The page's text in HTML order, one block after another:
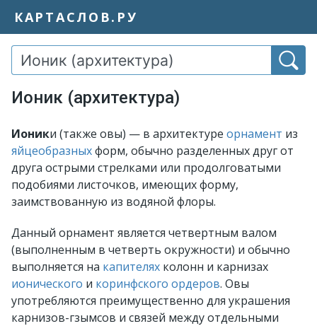
КАРТАСЛОВ.РУ
Ионик (архитектура)
Ионики (также овы) — в архитектуре орнамент из
яйцеобразныхформ, обычно разделенных друг от
друга острыми стрелками или продолговатыми
подобиями листочков, имеющих форму,
заимствованную из водяной флоры.
Данный орнамент является четвертным валом
(выполненным в четверть окружности) и обычно
выполняется на капителях колонн и карнизах
ионического и коринфского ордеров. Овы
употребляются преимущественно для украшения
карнизов-гзымсов и связей между отдельными